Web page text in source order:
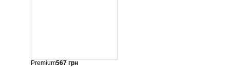
Premium567грн